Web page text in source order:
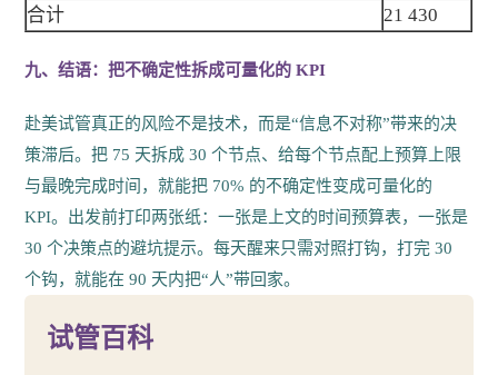
合计 21 430
九、结语：把不确定性拆成可量化的 KPI
赴美试管真正的风险不是技术，而是“信息不对称”带来的决
策滞后。把 75 天拆成 30 个节点、给每个节点配上预算上限
与最晚完成时间，就能把 70% 的不确定性变成可量化的
KPI。出发前打印两张纸：一张是上文的时间预算表，一张是
30 个决策点的避坑提示。每天醒来只需对照打钩，打完 30
个钩，就能在 90 天内把“人”带回家。
试管百科